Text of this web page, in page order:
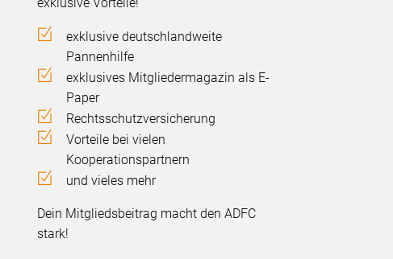
exklusive deutschlandweite
Pannenhilfe
exklusives Mitgliedermagazin als E-
Paper
Rechtsschutzversicherung
Vorteile bei vielen
Kooperationspartnern
und vieles mehr
Dein Mitgliedsbeitrag macht den ADFC
stark!